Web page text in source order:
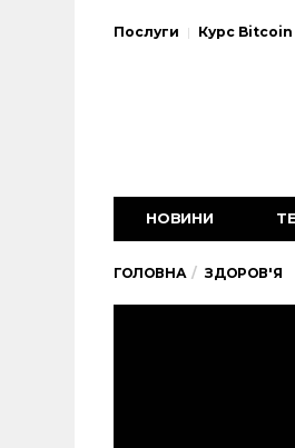
Послуги Курс Bitcoin
НОВИНИ
ГОЛОВНА ЗДОРОВ'Я